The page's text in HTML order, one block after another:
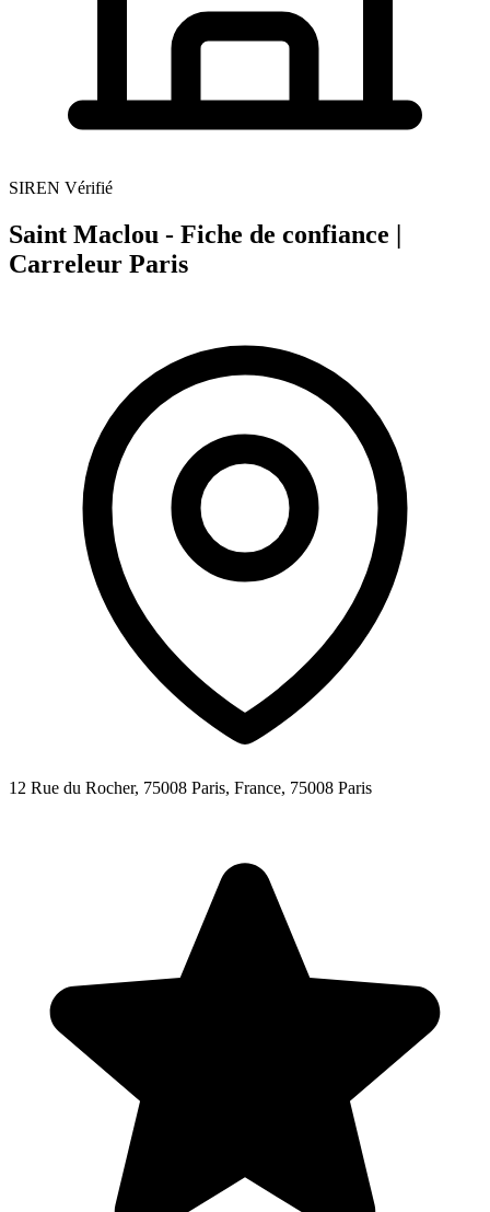
SIREN Vérifié
Saint Maclou - Fiche de confiance |
Carreleur Paris
12 Rue du Rocher, 75008 Paris, France, 75008 Paris